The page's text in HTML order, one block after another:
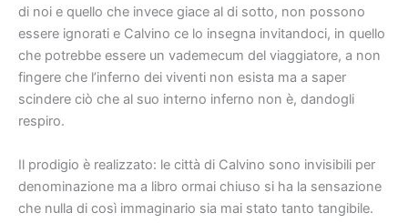
di noi e quello che invece giace al di sotto, non possono
essere ignorati e Calvino ce lo insegna invitandoci, in quello
che potrebbe essere un vademecum del viaggiatore, a non
fingere che l’inferno dei viventi non esista ma a saper
scindere ciò che al suo interno inferno non è, dandogli
respiro.
Il prodigio è realizzato: le città di Calvino sono invisibili per
denominazione ma a libro ormai chiuso si ha la sensazione
che nulla di così immaginario sia mai stato tanto tangibile.